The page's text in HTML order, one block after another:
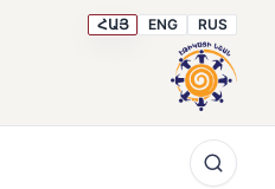
ՀԱՅ ENG RUS